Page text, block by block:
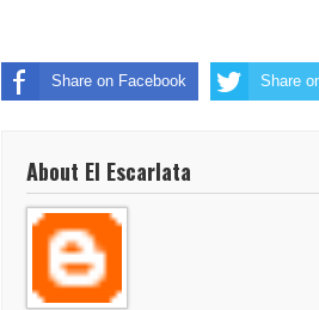
Share on Facebook Share
About El Escarlata